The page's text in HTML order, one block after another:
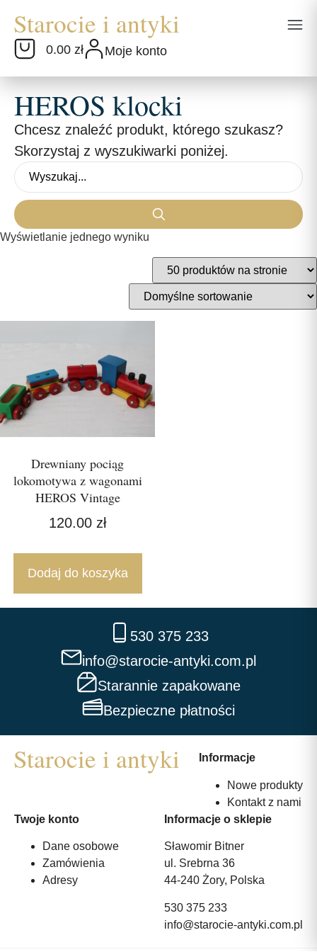
0.00 zł Moje konto
HEROS klocki
Chcesz znaleźć produkt, którego szukasz?
Skorzystaj z wyszukiwarki poniżej.
Wyświetlanie jednego wyniku
Drewniany pociąg
lokomotywa z wagonami
HEROS Vintage
120.00 zł
Dodaj do koszyka
530 375 233
info@starocie-antyki.com.pl
Starannie zapakowane
Bezpieczne płatności
Informacje
Nowe produkty
Kontakt z nami
Twoje konto
Dane osobowe
Zamówienia
Adresy
Informacje o sklepie
Sławomir Bitner
ul. Srebrna 36
44-240 Żory, Polska
530 375 233
info@starocie-antyki.com.pl